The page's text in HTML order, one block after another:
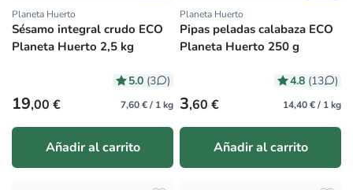
Proveedor:
Planeta Huerto
Sésamo integral crudo ECO
Planeta Huerto 2,5 kg
5.0 (3 )
Precio habitual
19,00 € 7,60 € / 1 kg
Añadir al carrito
Proveedor:
Planeta Huerto
Pipas peladas calabaza ECO
Planeta Huerto 250 g
4.8 (13 )
Precio habitual
3,60 € 14,40 € / 1 kg
Añadir al carrito